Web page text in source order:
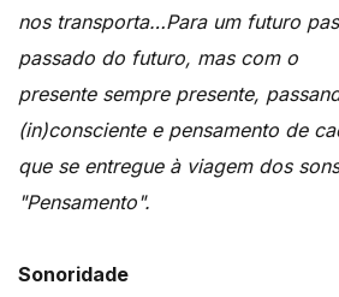
nos transporta…Para um futuro
passado do futuro, mas com o
presente sempre presente,
(in)consciente e pensamento de
que se entregue à viagem dos
"Pensamento".
Sonoridade